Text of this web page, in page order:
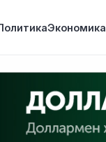
Экономика